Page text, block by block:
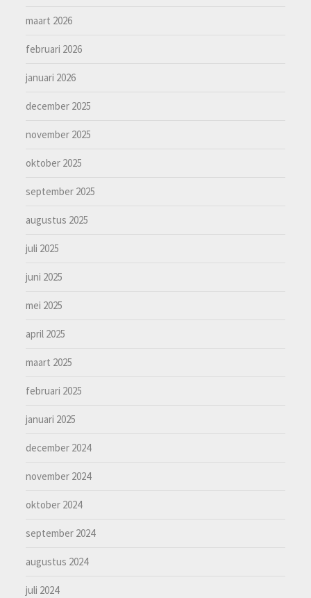
maart 2026
februari 2026
januari 2026
december 2025
november 2025
oktober 2025
september 2025
augustus 2025
juli 2025
juni 2025
mei 2025
april 2025
maart 2025
februari 2025
januari 2025
december 2024
november 2024
oktober 2024
september 2024
augustus 2024
juli 2024